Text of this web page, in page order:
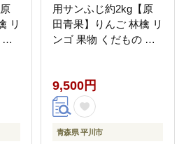
リ
用サンふじ約2kg【原
田青果】りんご 林檎 リ
ンゴ 果物 くだもの フ
9,500円
青森県 平川市